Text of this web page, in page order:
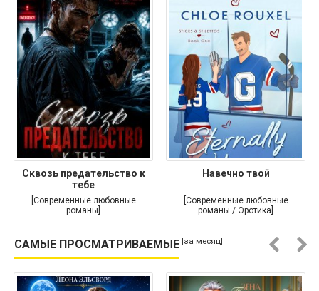
Сквозь предательство к
тебе
[Современные любовные
романы]
Навечно твой
[Современные любовные
романы / Эротика]
САМЫЕ ПРОСМАТРИВАЕМЫЕ [за месяц]